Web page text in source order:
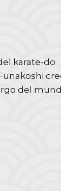
karate-do
del